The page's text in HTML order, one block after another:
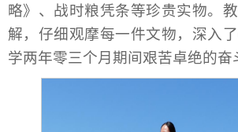
略》、战时粮凭条等珍贵实物。
解，仔细观摩每一件文物，深入
学两年零三个月期间艰苦卓绝的奋